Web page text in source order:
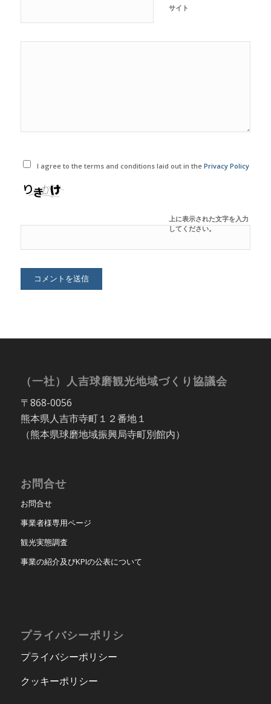
サイト
I agree to the terms and conditions laid out in thePrivacy Policy
上に表示された文字を入力
してください。
（一社）人吉球磨観光地域づくり協議会
〒868-0056
熊本県人吉市寺町１２番地１
（熊本県球磨地域振興局寺町別館内）
お問合せ
お問合せ
事業者様専用ページ
観光実態調査
事業の紹介及びKPIの公表について
プライバシーポリシ
プライバシーポリシー
クッキーポリシー